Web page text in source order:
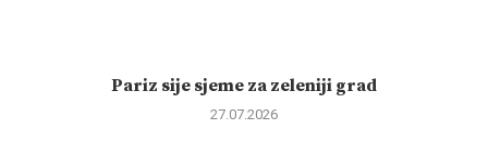
Pariz sije sjeme za zeleniji grad
27.07.2026